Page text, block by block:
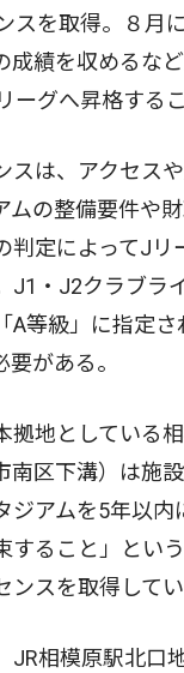
スを取得。８月
成績を収めるな
ーグへ昇格する
は、アクセス
ムの整備要件や
判定によってJリ
J1・J2クラブラ
A等級」に指定さ
がある。
地としている
南区下溝）は施
ジアムを5年以内
すること」とい
ンスを取得してい
相模原駅北口